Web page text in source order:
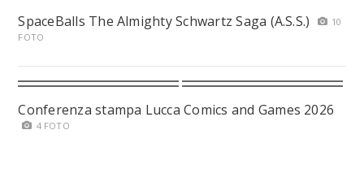
SpaceBalls The Almighty Schwartz Saga (A.S.S.)
10
FOTO
Conferenza stampa Lucca Comics and Games 2026
4 FOTO